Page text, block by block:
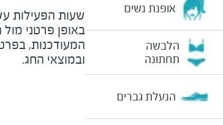
אופנת נשים
הלבשה
תחתונה
הנעלת גברים
שעות הפעילות
באופן פרטני
המעודכנות,
ובמוצאי החג.